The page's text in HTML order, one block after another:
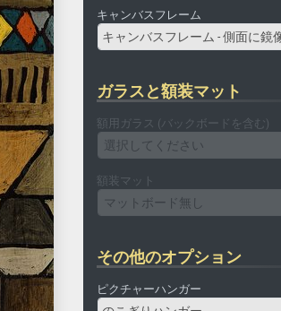
キャンバスフレーム
キャンバスフレーム - 側面に鏡
ガラスと額装マット
額用ガラス (バックボードを含む)
選択してください
額装マット
マットボード無し
その他のオプション
ピクチャーハンガー